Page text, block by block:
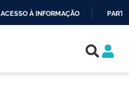
ACESSO À INFORMAÇÃO